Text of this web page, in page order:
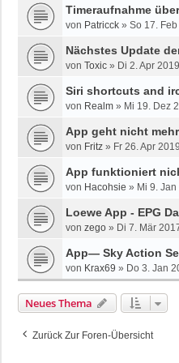
Timeraufnahme
von Patricck » So 17.
Nächstes Update
von Toxic » Di 2. Apr
Siri shortcuts and
von Realm » Mi 19. Dez
App geht nicht
von Fritz » Fr 26. Apr
App funktioniert
von Hacohsie » Mi 9.
Loewe App - EPG
von zego » Di 7. Mär
App— Sky Action
von Krax69 » Do 3. Jan
Neues Thema
Zurück Zur Foren-Übersicht